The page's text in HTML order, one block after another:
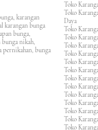
karangan
karangan bunga
bunga,
bunga nikah,
pernikahan, bunga
Toko
Toko
Daya
Toko
Toko
Toko
Toko
Toko
Toko
Toko
Toko
Toko
Toko
Toko
Toko
Toko